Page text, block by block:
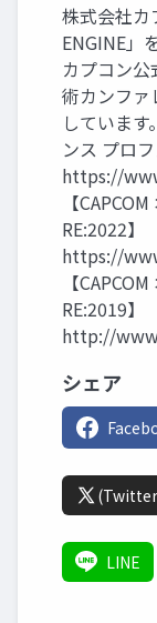
株式会社カ
ENGINE」
カプコン
術カンファ
しています
ンス プロ
https://
【
RE:2022】
https://
【
RE:2019】
http://
シェア
LINE